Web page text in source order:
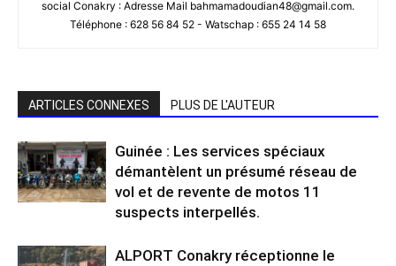
social Conakry : Adresse Mail bahmamadoudian48@gmail.com.
Téléphone : 628 56 84 52 - Watschap : 655 24 14 58
ARTICLES CONNEXES PLUS DE L'AUTEUR
Guinée : Les services spéciaux
démantèlent un présumé réseau de
vol et de revente de motos 11
suspects interpellés.
ALPORT Conakry réceptionne le